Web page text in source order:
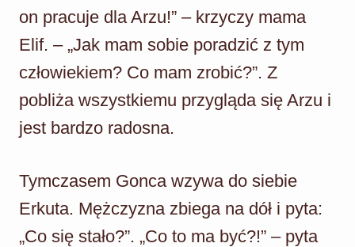
on pracuje dla Arzu!” – krzyczy mama
Elif. – „Jak mam sobie poradzić z tym
człowiekiem? Co mam zrobić?”. Z
pobliża wszystkiemu przygląda się Arzu i
jest bardzo radosna.
Tymczasem Gonca wzywa do siebie
Erkuta. Mężczyzna zbiega na dół i pyta:
„Co się stało?”. „Co to ma być?!” – pyta